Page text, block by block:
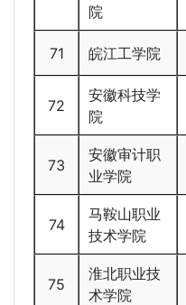
院
71 皖江工学院
72
安徽科技学
院
73
安徽审计职
业学院
74
马鞍山职业
技术学院
75
淮北职业技
术学院